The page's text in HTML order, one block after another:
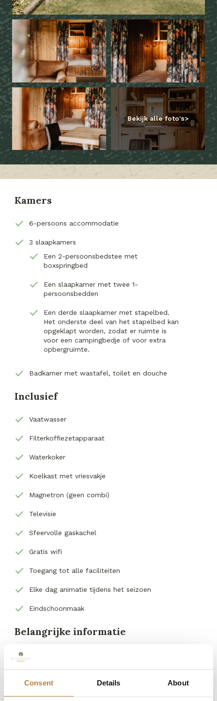
Consent Details About
Bekijk alle foto's
Kamers
6-persoons accommodatie
3 slaapkamers
Een 2-persoonsbedstee met
boxspringbed
Een slaapkamer met twee 1-
persoonsbedden
Een derde slaapkamer met stapelbed.
Het onderste deel van het stapelbed kan
opgeklapt worden, zodat er ruimte is
voor een campingbedje of voor extra
opbergruimte.
Badkamer met wastafel, toilet en douche
Inclusief
Vaatwasser
Filterkoffiezetapparaat
Waterkoker
Koelkast met vriesvakje
Magnetron (geen combi)
Televisie
Sfeervolle gaskachel
Gratis wifi
Toegang tot alle faciliteiten
Elke dag animatie tijdens het seizoen
Eindschoonmaak
Belangrijke informatie